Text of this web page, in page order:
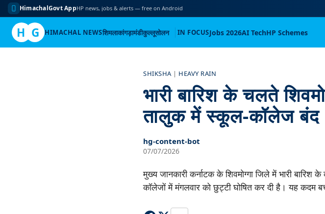
HimachalGovt AppHP news, jobs & alerts — free on Android
H G HIMACHAL NEWSशिमलाकांगड़ामंडीकुल्लूसोलन IN FOCUSJobs 2026AI TechHP Schemes
SHIKSHA | HEAVY RAIN
भारी बारिश के चलते
तालुक में स्कूल-कॉलेज बंद
hg-content-bot
07/07/2026
मुख्य जानकारी कर्नाटक के शिवमोग्गा जिले में भारी
कॉलेजों में मंगलवार को छुट्टी घोषित कर दी है। यह कदम